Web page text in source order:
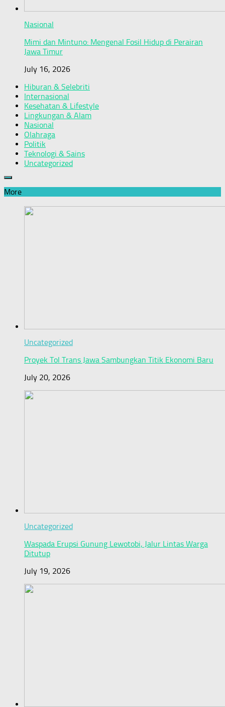
Nasional
Mimi dan Mintuno: Mengenal Fosil Hidup di Perairan
Jawa Timur
July 16, 2026
Hiburan & Selebriti
Internasional
Kesehatan & Lifestyle
Lingkungan & Alam
Nasional
Olahraga
Politik
Teknologi & Sains
Uncategorized
More
Uncategorized
Proyek Tol Trans Jawa Sambungkan Titik Ekonomi Baru
July 20, 2026
Uncategorized
Waspada Erupsi Gunung Lewotobi, Jalur Lintas Warga
Ditutup
July 19, 2026